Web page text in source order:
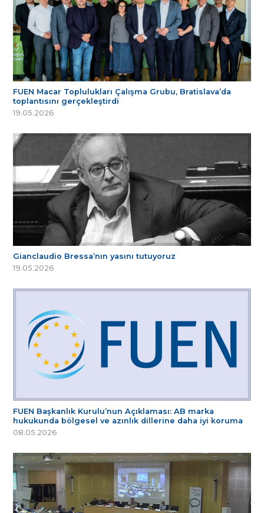
FUEN Macar Toplulukları Çalışma Grubu, Bratislava’da
toplantısını gerçekleştirdi
19.05.2026
Gianclaudio Bressa’nın yasını tutuyoruz
19.05.2026
FUEN Başkanlık Kurulu’nun Açıklaması: AB marka
hukukunda bölgesel ve azınlık dillerine daha iyi koruma
08.05.2026